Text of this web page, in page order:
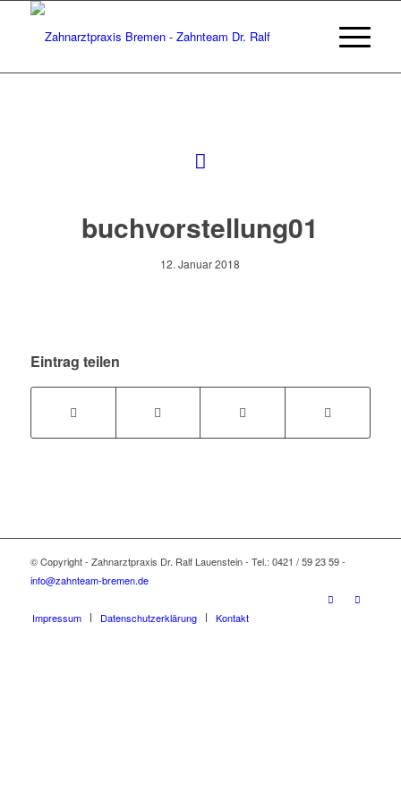
buchvorstellung01
12. Januar 2018
Eintrag teilen
© Copyright - Zahnarztpraxis Dr. Ralf Lauenstein - Tel.: 0421 / 59 23 59 -
info@zahnteam-bremen.de
Impressum Datenschutzerklärung Kontakt